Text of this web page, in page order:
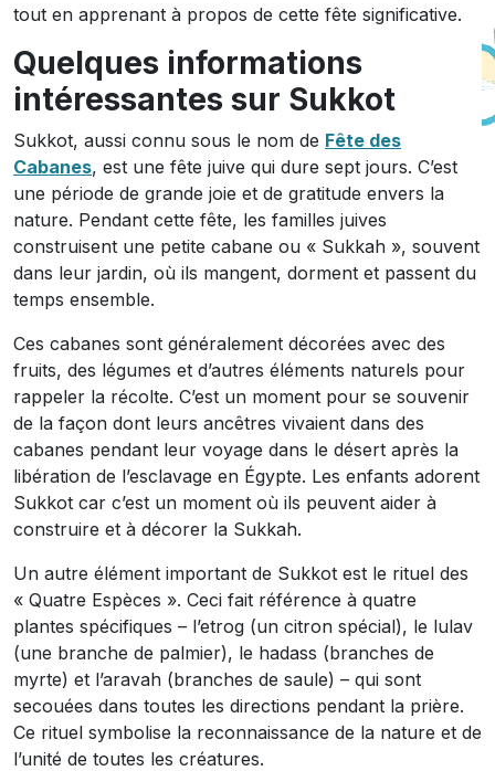
tout en apprenant à propos de cette fête significative.
Quelques informations
intéressantes sur Sukkot
Sukkot, aussi connu sous le nom de Fête des
Cabanes, est une fête juive qui dure sept jours. C’est
une période de grande joie et de gratitude envers la
nature. Pendant cette fête, les familles juives
construisent une petite cabane ou « Sukkah », souvent
dans leur jardin, où ils mangent, dorment et passent du
temps ensemble.
Ces cabanes sont généralement décorées avec des
fruits, des légumes et d’autres éléments naturels pour
rappeler la récolte. C’est un moment pour se souvenir
de la façon dont leurs ancêtres vivaient dans des
cabanes pendant leur voyage dans le désert après la
libération de l’esclavage en Égypte. Les enfants adorent
Sukkot car c’est un moment où ils peuvent aider à
construire et à décorer la Sukkah.
Un autre élément important de Sukkot est le rituel des
« Quatre Espèces ». Ceci fait référence à quatre
plantes spécifiques – l’etrog (un citron spécial), le lulav
(une branche de palmier), le hadass (branches de
myrte) et l’aravah (branches de saule) – qui sont
secouées dans toutes les directions pendant la prière.
Ce rituel symbolise la reconnaissance de la nature et de
l’unité de toutes les créatures.